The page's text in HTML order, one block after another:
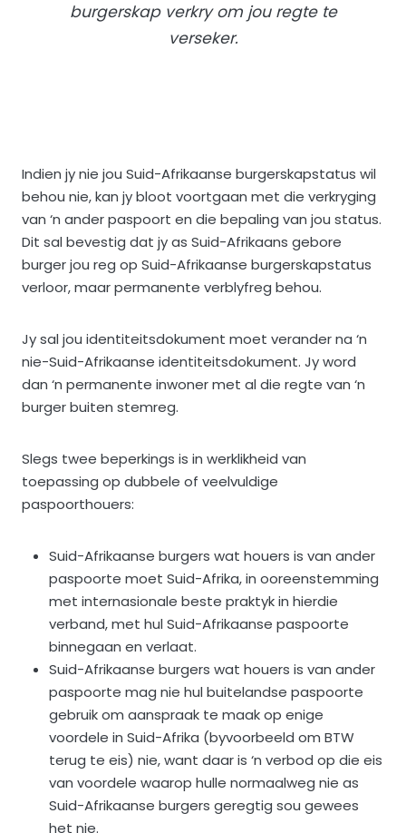
burgerskap verkry om jou regte te
verseker.
Indien jy nie jou Suid-Afrikaanse burgerskapstatus wil
behou nie, kan jy bloot voortgaan met die verkryging
van ‘n ander paspoort en die bepaling van jou status.
Dit sal bevestig dat jy as Suid-Afrikaans gebore
burger jou reg op Suid-Afrikaanse burgerskapstatus
verloor, maar permanente verblyfreg behou.
Jy sal jou identiteitsdokument moet verander na ‘n
nie-Suid-Afrikaanse identiteitsdokument. Jy word
dan ‘n permanente inwoner met al die regte van ‘n
burger buiten stemreg.
Slegs twee beperkings is in werklikheid van
toepassing op dubbele of veelvuldige
paspoorthouers:
Suid-Afrikaanse burgers wat houers is van ander
paspoorte moet Suid-Afrika, in ooreenstemming
met internasionale beste praktyk in hierdie
verband, met hul Suid-Afrikaanse paspoorte
binnegaan en verlaat.
Suid-Afrikaanse burgers wat houers is van ander
paspoorte mag nie hul buitelandse paspoorte
gebruik om aanspraak te maak op enige
voordele in Suid-Afrika (byvoorbeeld om BTW
terug te eis) nie, want daar is ‘n verbod op die eis
van voordele waarop hulle normaalweg nie as
Suid-Afrikaanse burgers geregtig sou gewees
het nie.